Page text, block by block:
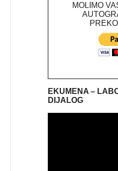
MOLIMO
EKUMENA –
DIJALOG